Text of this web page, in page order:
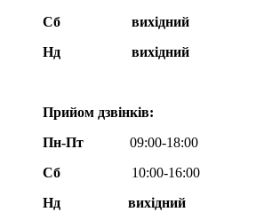
Сб
вихідний
Нд
вихідний
Прийом дзвінків:
Пн-Пт
09:00-18:00
Сб
10:00-16:00
Нд вихідний